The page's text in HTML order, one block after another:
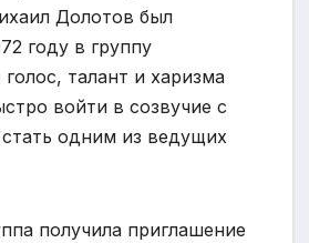
Долотов был
году в группу
талант и харизма
войти в созвучие с
одним из ведущих
получила приглашение